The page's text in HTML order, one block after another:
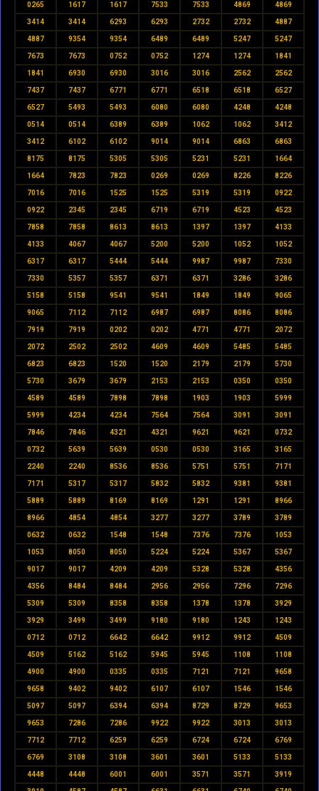
0265 1617 1617 7533 7533 4869 4869
3414 3414 6293 6293 2732 2732 4887
4887 9354 9354 6489 6489 5247 5247
7673 7673 0752 0752 1274 1274 1841
1841 6930 6930 3016 3016 2562 2562
7437 7437 6771 6771 6518 6518 6527
6527 5493 5493 6080 6080 4248 4248
0514 0514 6389 6389 1062 1062 3412
3412 6102 6102 9014 9014 6863 6863
8175 8175 5305 5305 5231 5231 1664
1664 7823 7823 0269 0269 8226 8226
7016 7016 1525 1525 5319 5319 0922
0922 2345 2345 6719 6719 4523 4523
7858 7858 8613 8613 1397 1397 4133
4133 4067 4067 5200 5200 1052 1052
6317 6317 5444 5444 9987 9987 7330
7330 5357 5357 6371 6371 3286 3286
5158 5158 9541 9541 1849 1849 9065
9065 7112 7112 6987 6987 8086 8086
7919 7919 0202 0202 4771 4771 2072
2072 2502 2502 4609 4609 5485 5485
6823 6823 1520 1520 2179 2179 5730
5730 3679 3679 2153 2153 0350 0350
4589 4589 7898 7898 1903 1903 5999
5999 4234 4234 7564 7564 3091 3091
7846 7846 4321 4321 9621 9621 0732
0732 5639 5639 0530 0530 3165 3165
2240 2240 8536 8536 5751 5751 7171
7171 5317 5317 5832 5832 9381 9381
5889 5889 8169 8169 1291 1291 8966
8966 4854 4854 3277 3277 3789 3789
0632 0632 1548 1548 7376 7376 1053
1053 8050 8050 5224 5224 5367 5367
9017 9017 4209 4209 5328 5328 4356
4356 8484 8484 2956 2956 7296 7296
5309 5309 8358 8358 1378 1378 3929
3929 3499 3499 9180 9180 1243 1243
0712 0712 6642 6642 9912 9912 4509
4509 5162 5162 5945 5945 1108 1108
4900 4900 0335 0335 7121 7121 9658
9658 9402 9402 6107 6107 1546 1546
5097 5097 6394 6394 8729 8729 9653
9653 7286 7286 9922 9922 3013 3013
7712 7712 6259 6259 6724 6724 6769
6769 3108 3108 3601 3601 5133 5133
4448 4448 6001 6001 3571 3571 3919